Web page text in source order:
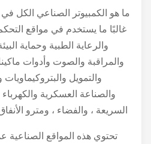
ما هو الكمبيوتر الصناعي الكل في
غالبًا ما يستخدم في مواقع التحكم
والرعاية الطبية وحماية البيئة
والتمويل والبتروكيماويات
والصناعة العسكرية والكهرباء
السريعة ، والفضاء ، ومترو الأنفاق
تحتوي هذه المواقع الصناعية